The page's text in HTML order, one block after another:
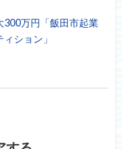
300万円「飯田市起業
ション」